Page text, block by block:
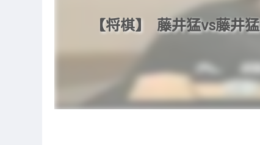
【将棋】 藤井猛vs藤井猛